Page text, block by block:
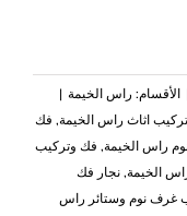
الأقسام: راس الخيمة |
تركيب اثاث راس الخيمة, فك
راس الخيمة, فك وتركيب
الخيمة, نجار فك
غرف نوم وستائر راس